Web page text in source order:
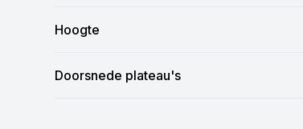
Hoogte
Doorsnede plateau's